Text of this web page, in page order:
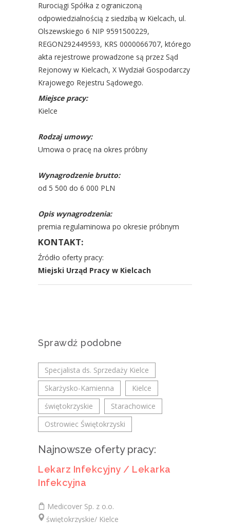
Rurociągi Spółka z ograniczoną
odpowiedzialnością z siedzibą w Kielcach, ul.
Olszewskiego 6 NIP 9591500229,
REGON292449593, KRS 0000066707, którego
akta rejestrowe prowadzone są przez Sąd
Rejonowy w Kielcach, X Wydział Gospodarczy
Krajowego Rejestru Sądowego.
Miejsce pracy:
Kielce
Rodzaj umowy:
Umowa o pracę na okres próbny
Wynagrodzenie brutto:
od 5 500 do 6 000 PLN
Opis wynagrodzenia:
premia regulaminowa po okresie próbnym
KONTAKT:
Źródło oferty pracy:
Miejski Urząd Pracy w Kielcach
Sprawdź podobne
Specjalista ds. Sprzedaży Kielce
Skarżysko-Kamienna
Kielce
świętokrzyskie
Starachowice
Ostrowiec Świętokrzyski
Najnowsze oferty pracy:
Lekarz Infekcyjny / Lekarka
Infekcyjna
Medicover Sp. z o.o.
świętokrzyskie/ Kielce